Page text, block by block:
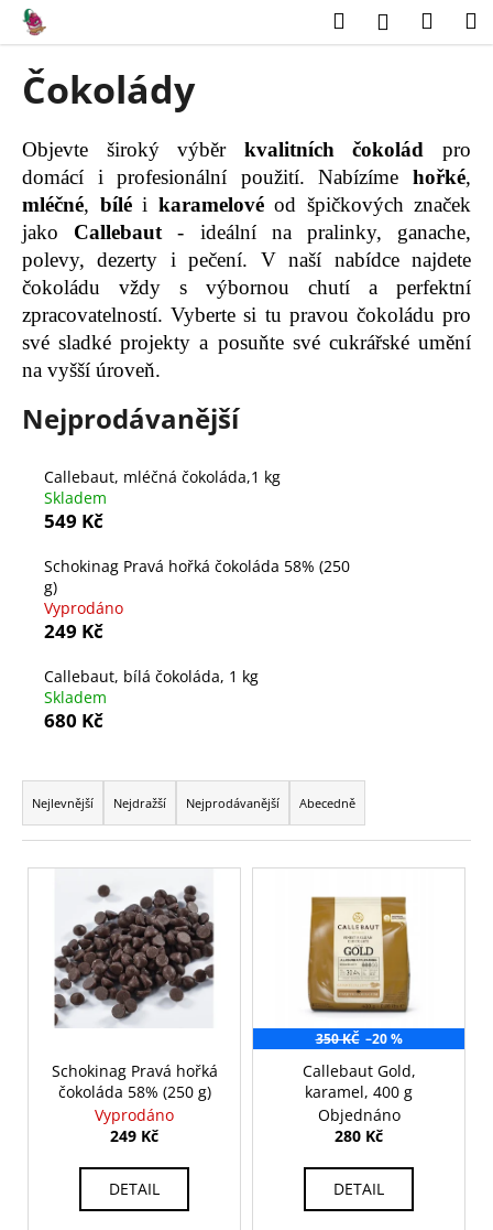
Přejít
obsah
HledatPřihlášení
Čokolády
Objevte široký výběr kvalitních čokolád pro
domácí i profesionální použití. Nabízíme hořké,
mléčné, bíléi karamelovéod špičkových značek
jako Callebaut - ideální na pralinky, ganache,
polevy, dezerty i pečení. V naší nabídce najdete
čokoládu vždy s výbornou chutí a perfektní
zpracovatelností. Vyberte si tu pravou čokoládu pro
své sladké projekty a posuňte své cukrářské umění
na vyšší úroveň.
Nejprodávanější
Callebaut, mléčná čokoláda,1 kg
Skladem
549 Kč
Schokinag Pravá hořká čokoláda 58% (250
g)
Vyprodáno
249 Kč
Callebaut, bílá čokoláda, 1 kg
Skladem
680 Kč
Ř
a
z
e
Nejlevnější Nejdražší Nejprodávanější Abecedně
V
Schokinag Pravá hořká
čokoláda 58% (250 g)
Vyprodáno
249 Kč
DETAIL
350 KČ –20 %
Callebaut Gold,
karamel, 400 g
Objednáno
280 Kč
DETAIL
o
o
p
o
t
ř
e
b
u
j
e
t
D
o